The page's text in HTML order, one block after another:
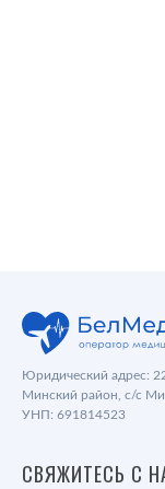
Юридический адрес:
Минский район, с/с
УНП: 691814523
СВЯЖИТЕСЬ С